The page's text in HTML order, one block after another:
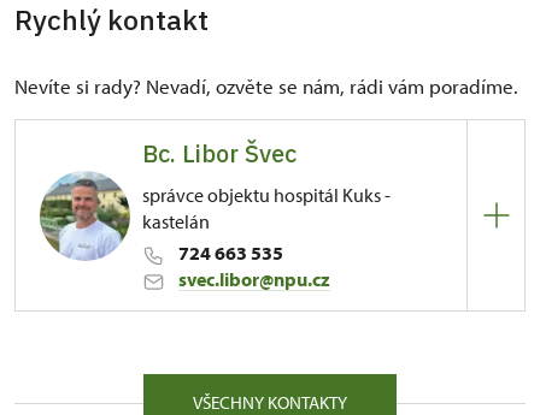
Rychlý kontakt
Nevíte si rady? Nevadí, ozvěte se nám, rádi vám poradíme.
Bc. Libor Švec
správce objektu hospitál Kuks -
kastelán
724 663 535
svec.libor@npu.cz
81/, Kuks 81 54443
VŠECHNY KONTAKTY